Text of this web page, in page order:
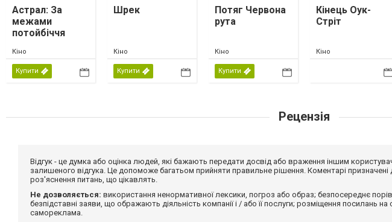
Астрал: За
межами
потойбіччя
Кіно
Купити
Шрек
Кіно
Купити
Потяг Червона
рута
Кіно
Купити
Кінець Оук-
Стріт
Кіно
Рецензія
Відгук - це думка або оцінка людей, які бажають передати досвід або враження іншим
залишеного відгука. Це допоможе багатьом прийняти правильне рішення. Коментарі
роз'яснення питань, що цікавлять.
Не дозволяється: використання ненормативної лексики, погроз або образ; безпосереднє
безпідставні заяви, що ображають діяльність компанії і / або її послуги; розміщення посилань
самореклама.